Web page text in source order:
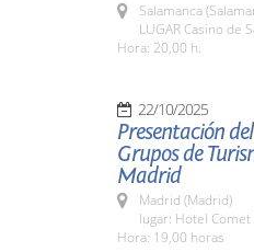
Salamanca
LUGAR Casino de
Hora: 20,00 h.
22/10/2025
Presentación
Grupos de
Madrid
Madrid (Madrid)
lugar: Hotel
Hora: 19,00 horas